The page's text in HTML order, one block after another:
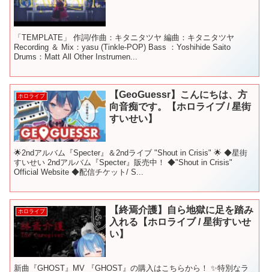
「TEMPLATE」 作詞/作曲：キタニタツヤ 編曲：キタニタツヤ
Recording ＆ Mix：yasu (Tinkle-POP) Bass ：Yoshihide Saito
Drums：Matt All Other Instrumen...
ホロライブ
【GeoGuessr】こんにちは、方
向音痴です。【ホロライブ / 星街
すいせい】
🌟2ndアルバム『Specter』＆2ndライブ "Shout in Crisis" 🌟 ◆星街
すいせい 2ndアルバム『Specter』販売中！ ◆"Shout in Crisis"
Official Website ◆配信チケット/ S...
ホロライブ
【終焉介護】自ら地獄に足を踏み
入れる【ホロライブ / 星街すいせ
い】
新曲『GHOST』MV 『GHOST』の購入はこちらから！ ✨特別なラ